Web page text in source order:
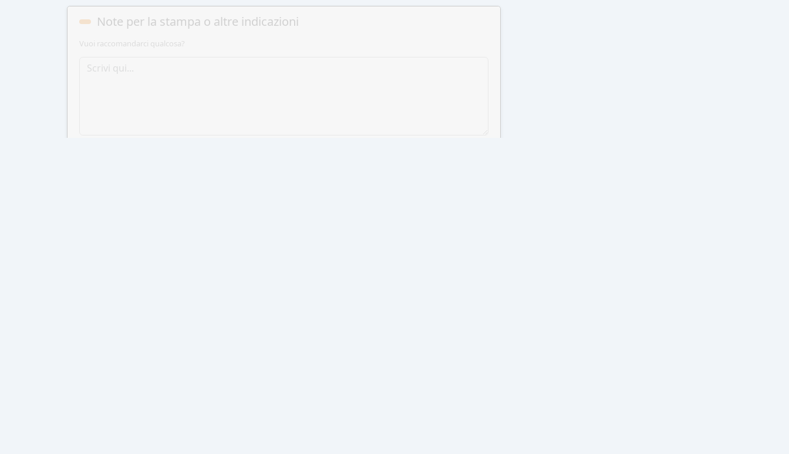
Note per la stampa o altre indicazioni
Vuoi raccomandarci qualcosa?